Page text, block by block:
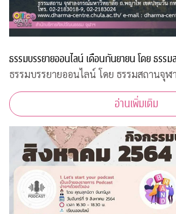
ธรรมบรรยายออนไลน์ เดือนกันยายน โดย ธรร
ธรรมบรรยายออนไลน์ โดย ธรรมสถานจุฬ
อ่านเพิ่มเติม